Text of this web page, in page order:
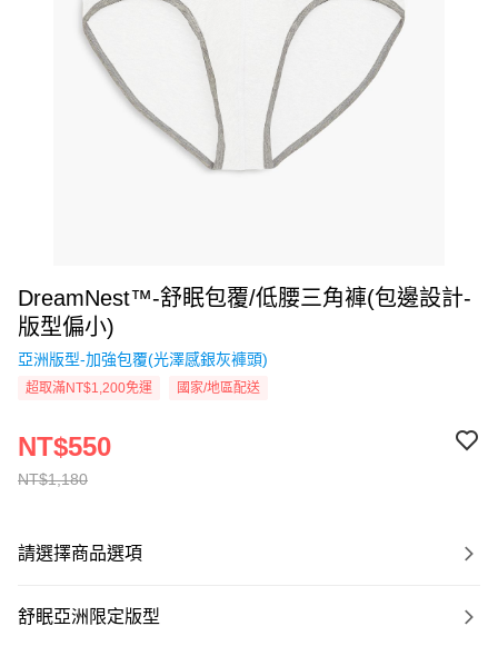
DreamNest™-舒眠包覆/低腰三角褲(包邊設計-
版型偏小)
亞洲版型-加強包覆(光澤感銀灰褲頭)
超取滿NT$1,200免運 國家/地區配送
NT$1,180
NT$550
請選擇商品選項
舒眠亞洲限定版型